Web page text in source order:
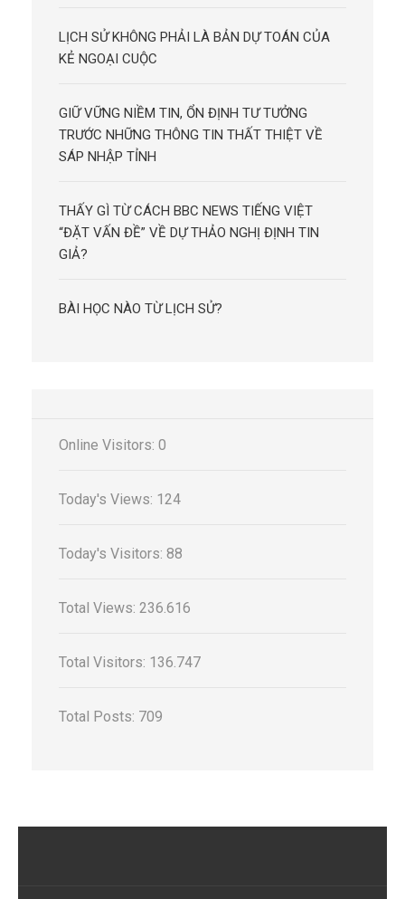
LỊCH SỬ KHÔNG PHẢI LÀ BẢN DỰ TOÁN CỦA
KẺ NGOẠI CUỘC
GIỮ VỮNG NIỀM TIN, ỔN ĐỊNH TƯ TƯỞNG
TRƯỚC NHỮNG THÔNG TIN THẤT THIỆT VỀ
SÁP NHẬP TỈNH
THẤY GÌ TỪ CÁCH BBC NEWS TIẾNG VIỆT
“ĐẶT VẤN ĐỀ” VỀ DỰ THẢO NGHỊ ĐỊNH TIN
GIẢ?
BÀI HỌC NÀO TỪ LỊCH SỬ?
Online Visitors: 0
Today's Views: 124
Today's Visitors: 88
Total Views: 236.616
Total Visitors: 136.747
Total Posts: 709